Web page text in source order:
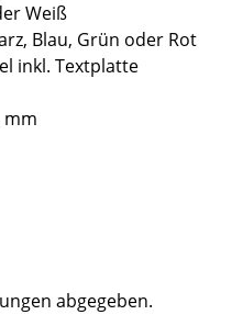
Weiß
Blau, Grün oder Rot
inkl. Textplatte
mm
abgegeben.